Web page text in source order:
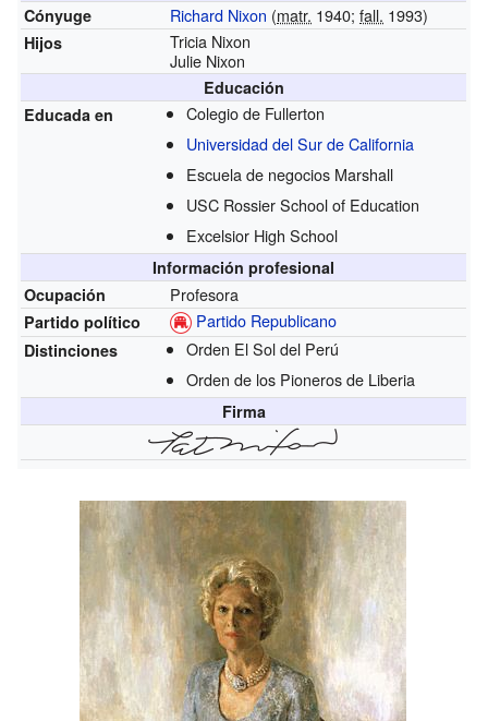
Cónyuge
Richard Nixon (matr. 1940;fall. 1993)
Hijos
Tricia Nixon
Julie Nixon
Educación
Educada en
Colegio de Fullerton
Universidad del Sur de California
Escuela de negocios Marshall
USC Rossier School of Education
Excelsior High School
Información profesional
Ocupación
Profesora
Partido político Partido Republicano
Distinciones
Orden El Sol del Perú
Orden de los Pioneros de Liberia
Firma